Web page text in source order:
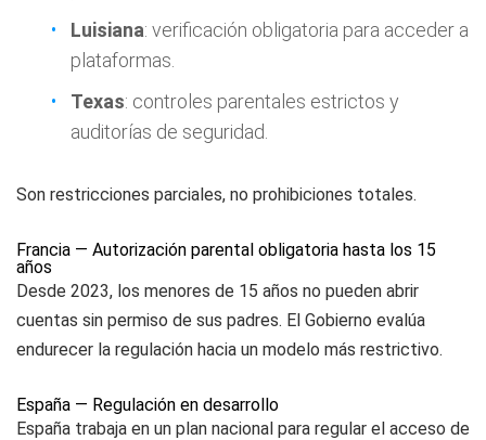
Luisiana: verificación obligatoria para acceder a
plataformas.
Texas: controles parentales estrictos y
auditorías de seguridad.
Son restricciones parciales, no prohibiciones totales.
Francia — Autorización parental obligatoria hasta los 15
años
Desde 2023, los menores de 15 años no pueden abrir
cuentas sin permiso de sus padres. El Gobierno evalúa
endurecer la regulación hacia un modelo más restrictivo.
España — Regulación en desarrollo
España trabaja en un plan nacional para regular el acceso de